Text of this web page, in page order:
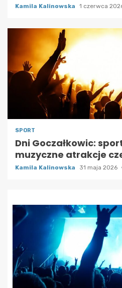
Kamila Kalinowska 1 czerwca
SPORT
Dni Goczałkowic:
muzyczne atrakcje
Kamila Kalinowska 31 maja 2026